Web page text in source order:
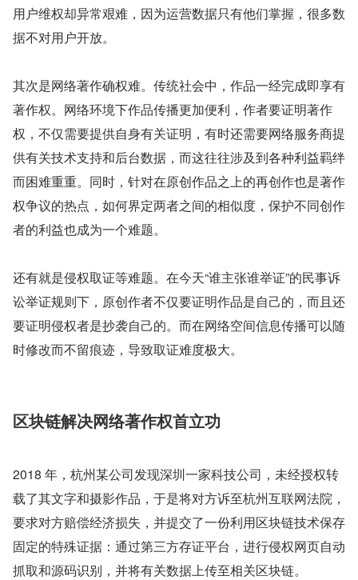
用户维权却异常艰难，因为运营数据只有他们掌握，很多数
据不对用户开放。
其次是网络著作确权难。传统社会中，作品一经完成即享有
著作权。网络环境下作品传播更加便利，作者要证明著作
权，不仅需要提供自身有关证明，有时还需要网络服务商提
供有关技术支持和后台数据，而这往往涉及到各种利益羁绊
而困难重重。同时，针对在原创作品之上的再创作也是著作
权争议的热点，如何界定两者之间的相似度，保护不同创作
者的利益也成为一个难题。
还有就是侵权取证等难题。在今天“谁主张谁举证”的民事诉
讼举证规则下，原创作者不仅要证明作品是自己的，而且还
要证明侵权者是抄袭自己的。而在网络空间信息传播可以随
时修改而不留痕迹，导致取证难度极大。
区块链解决网络著作权首立功
2018 年，杭州某公司发现深圳一家科技公司，未经授权转
载了其文字和摄影作品，于是将对方诉至杭州互联网法院，
要求对方赔偿经济损失，并提交了一份利用区块链技术保存
固定的特殊证据：通过第三方存证平台，进行侵权网页自动
抓取和源码识别，并将有关数据上传至相关区块链。